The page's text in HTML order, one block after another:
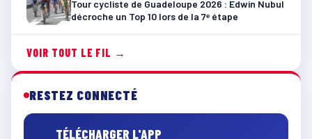
Tour cycliste de Guadeloupe 2026 : Edwin Nubul
décroche un Top 10 lors de la 7ᵉ étape
VOIR TOUT LE FIL →
RESTEZ CONNECTÉ
TÉLÉCHARGER L'APP